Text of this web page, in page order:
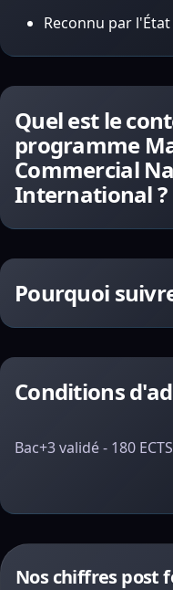
Reconnu par l'État
Quel est le
programme
Commercial
International ?
Pourquoi
Conditions
Bac+3 validé - 180
Nos chiffres post